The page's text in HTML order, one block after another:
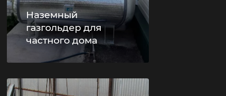
Наземный
газгольдер для
частного дома